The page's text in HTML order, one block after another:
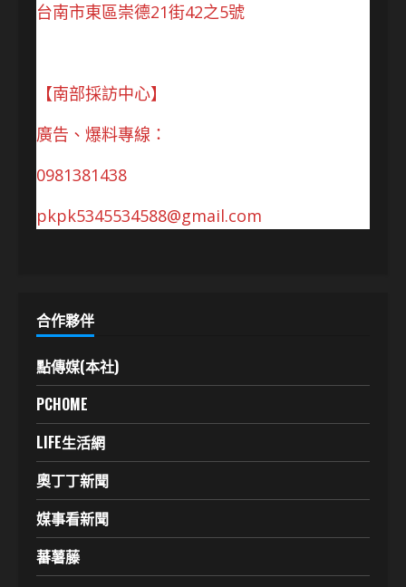
台南市東區崇德21街42之5號
【南部採訪中心】
廣告、爆料專線：
0981381438
pkpk5345534588@gmail.com
合作夥伴
點傳媒(本社)
PCHOME
LIFE生活網
奧丁丁新聞
媒事看新聞
蕃薯藤